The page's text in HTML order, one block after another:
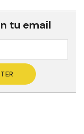
tu email